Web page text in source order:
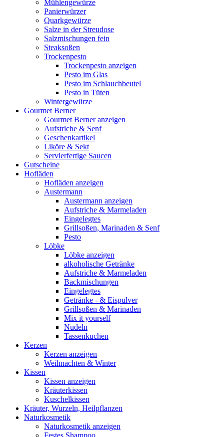
Mühlengewürze
Panierwürzer
Quarkgewürze
Salze in der Streudose
Salzmischungen fein
Steaksoßen
Trockenpesto
Trockenpesto anzeigen
Pesto im Glas
Pesto im Schlauchbeutel
Pesto in Tüten
Wintergewürze
Gourmet Berner
Gourmet Berner anzeigen
Aufstriche & Senf
Geschenkartikel
Liköre & Sekt
Servierfertige Saucen
Gutscheine
Hofläden
Hofläden anzeigen
Austermann
Austermann anzeigen
Aufstriche & Marmeladen
Eingelegtes
Grillsoßen, Marinaden & Senf
Pesto
Löbke
Löbke anzeigen
alkoholische Getränke
Aufstriche & Marmeladen
Backmischungen
Eingelegtes
Getränke - & Eispulver
Grillsoßen & Marinaden
Mix it yourself
Nudeln
Tassenkuchen
Kerzen
Kerzen anzeigen
Weihnachten & Winter
Kissen
Kissen anzeigen
Kräuterkissen
Kuschelkissen
Kräuter, Wurzeln, Heilpflanzen
Naturkosmetik
Naturkosmetik anzeigen
Festes Shampoo